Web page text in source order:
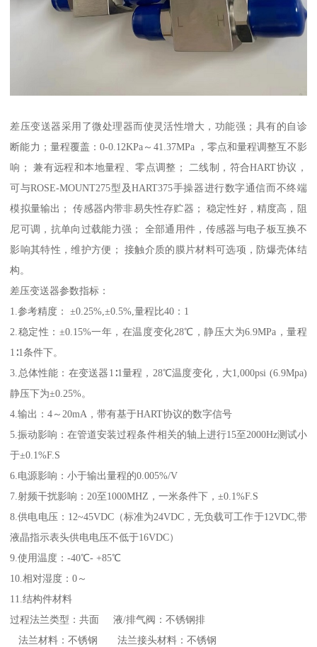
差压变送器采用了微处理器而使灵活性增大，功能强；具有的自诊
断能力；量程覆盖：0-0.12KPa～41.37MPa ，零点和量程调整互不影
响； 兼有远程和本地量程、零点调整； 二线制，符合HART协议，
可与ROSE-MOUNT275型及HART375手操器进行数字通信而不终端
模拟量输出； 传感器内带非易失性存贮器； 稳定性好，精度高，阻
尼可调，抗单向过载能力强； 全部通用件，传感器与电子板互换不
影响其特性，维护方便； 接触介质的膜片材料可选项，防爆壳体结
构。
差压变送器参数指标：
1.参考精度： ±0.25%,±0.5%,量程比40：1
2.稳定性：±0.15%一年，在温度变化28℃，静压大为6.9MPa，量程
1∶1条件下。
3.总体性能：在变送器1∶1量程，28℃温度变化，大1,000psi (6.9Mpa)
静压下为±0.25%。
4.输出：4～20mA，带有基于HART协议的数字信号
5.振动影响：在管道安装过程条件相关的轴上进行15至2000Hz测试小
于±0.1%F.S
6.电源影响：小于输出量程的0.005%/V
7.射频干扰影响：20至1000MHZ，一米条件下，±0.1%F.S
8.供电电压：12~45VDC（标准为24VDC，无负载可工作于12VDC,带
液晶指示表头供电电压不低于16VDC）
9.使用温度：-40℃- +85℃
10.相对湿度：0～
11.结构件材料
过程法兰类型：共面 液/排气阀：不锈钢排
法兰材料：不锈钢 法兰接头材料：不锈钢